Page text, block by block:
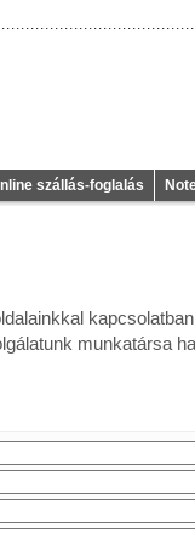
szállás-foglalás
munkatársa